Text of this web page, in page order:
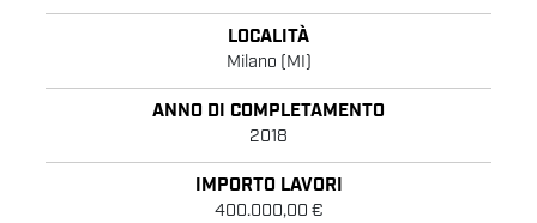
LOCALITÀ
Milano (MI)
ANNO DI COMPLETAMENTO
2018
IMPORTO LAVORI
400.000,00 €